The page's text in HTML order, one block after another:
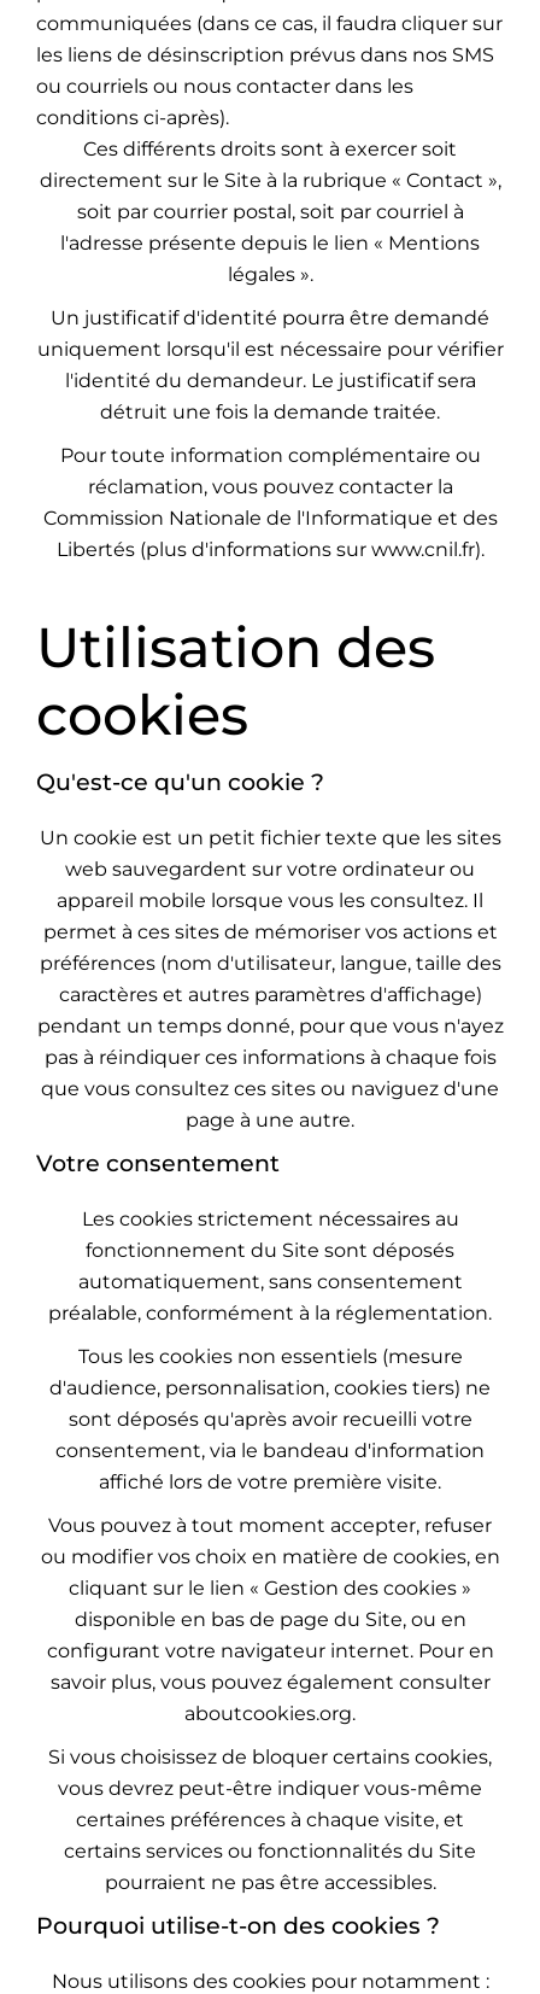
communiquées (dans ce cas, il faudra cliquer sur
les liens de désinscription prévus dans nos SMS
ou courriels ou nous contacter dans les
conditions ci-après).
Ces différents droits sont à exercer soit
directement sur le Site à la rubrique « Contact »,
soit par courrier postal, soit par courriel à
l'adresse présente depuis le lien « Mentions
légales ».
Un justificatif d'identité pourra être demandé
uniquement lorsqu'il est nécessaire pour vérifier
l'identité du demandeur. Le justificatif sera
détruit une fois la demande traitée.
Pour toute information complémentaire ou
réclamation, vous pouvez contacter la
Commission Nationale de l'Informatique et des
Libertés (plus d'informations sur www.cnil.fr).
Utilisation des
cookies
Qu'est-ce qu'un cookie ?
Un cookie est un petit fichier texte que les sites
web sauvegardent sur votre ordinateur ou
appareil mobile lorsque vous les consultez. Il
permet à ces sites de mémoriser vos actions et
préférences (nom d'utilisateur, langue, taille des
caractères et autres paramètres d'affichage)
pendant un temps donné, pour que vous n'ayez
pas à réindiquer ces informations à chaque fois
que vous consultez ces sites ou naviguez d'une
page à une autre.
Votre consentement
Les cookies strictement nécessaires au
fonctionnement du Site sont déposés
automatiquement, sans consentement
préalable, conformément à la réglementation.
Tous les cookies non essentiels (mesure
d'audience, personnalisation, cookies tiers) ne
sont déposés qu'après avoir recueilli votre
consentement, via le bandeau d'information
affiché lors de votre première visite.
Vous pouvez à tout moment accepter, refuser
ou modifier vos choix en matière de cookies, en
cliquant sur le lien « Gestion des cookies »
disponible en bas de page du Site, ou en
configurant votre navigateur internet. Pour en
savoir plus, vous pouvez également consulter
aboutcookies.org.
Si vous choisissez de bloquer certains cookies,
vous devrez peut-être indiquer vous-même
certaines préférences à chaque visite, et
certains services ou fonctionnalités du Site
pourraient ne pas être accessibles.
Pourquoi utilise-t-on des cookies ?
Nous utilisons des cookies pour notamment :